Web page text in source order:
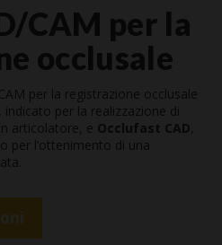
CAM per la
occlusale
per la registrazione occlusale
, indicato per la realizzazione di
articolatore, e Occlufast CAD,
per l’ottenimento di una